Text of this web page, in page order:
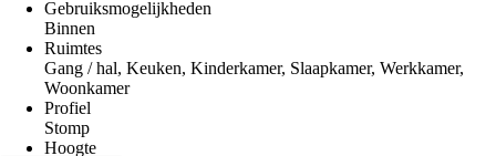
Gebruiksmogelijkheden
Binnen
Ruimtes
Gang / hal, Keuken, Kinderkamer, Slaapkamer, Werkkamer,
Woonkamer
Profiel
Stomp
Hoogte